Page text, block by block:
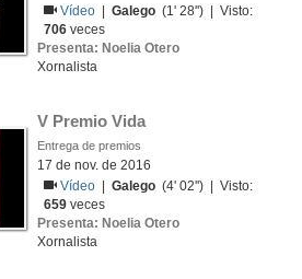
Vídeo
|Galego (1' 28'') | Visto:
706 veces
Presenta: Noelia Otero
Xornalista
V Premio Vida
Entrega de premios
17 de nov. de 2016
Vídeo
|Galego (4' 02'') | Visto:
659 veces
Presenta: Noelia Otero
Xornalista